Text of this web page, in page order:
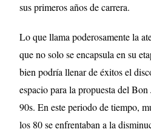
sus primeros años de carrera.
Lo que llama poderosamente la
que no solo se encapsula en su
bien podría llenar de éxitos el
espacio para la propuesta del
90s. En este periodo de tiempo,
los 80 se enfrentaban a la